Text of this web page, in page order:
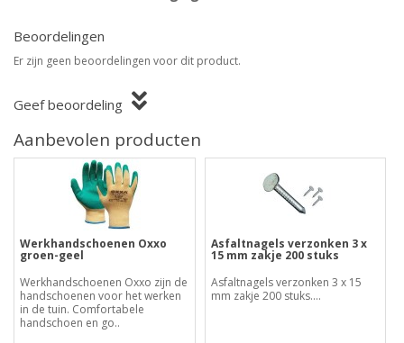
Beoordelingen
Er zijn geen beoordelingen voor dit product.
Geef beoordeling
Aanbevolen producten
Werkhandschoenen Oxxo
groen-geel
Werkhandschoenen Oxxo zijn de
handschoenen voor het werken
in de tuin. Comfortabele
handschoen en go..
Asfaltnagels verzonken 3 x
15 mm zakje 200 stuks
Asfaltnagels verzonken 3 x 15
mm zakje 200 stuks....